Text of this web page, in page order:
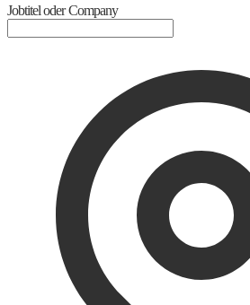
Jobtitel oder Company